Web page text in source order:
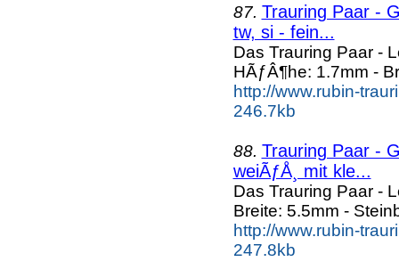
87. Trauring Paar -
tw, si - fein...
Das Trauring Paar -
HÃƒÂ¶he: 1.7mm -
http://www.rubin-
246.7kb
88. Trauring Paar -
weiÃƒÅ¸ mit kle...
Das Trauring Paar -
Breite: 5.5mm -
http://www.rubin-
247.8kb